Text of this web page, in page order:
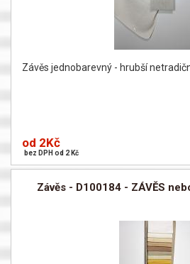
Závěs jednobarevný - hrubší
od 2Kč
bez DPH od 2 Kč
Závěs - D100184 - ZÁVĚS